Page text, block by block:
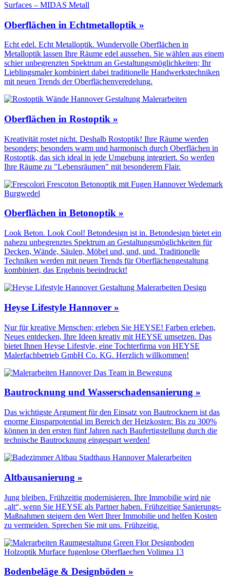
Oberflächen in Echtmetalloptik »
Echt edel. Echt Metalloptik. Wundervolle Oberflächen in
Metalloptik lassen Ihre Räume edel aussehen. Sie wählen aus einem
schier unbegrenzten Spektrum an Gestaltungs­möglichkeiten; Ihr
Lieblingsmaler kombiniert dabei traditionelle Handwerks­techniken
mit neuen Trends der Oberflächen­veredelung.
Oberflächen in Rostoptik »
Kreativität rostet nicht. Deshalb Rostoptik! Ihre Räume werden
besonders; besonders warm und harmonisch durch Oberflächen in
Rostoptik, das sich ideal in jede Umgebung integriert. So werden
Ihre Räume zu "Lebensräumen" mit besonderem Flair.
Oberflächen in Betonoptik »
Look Beton. Look Cool! Betondesign ist in. Betondesign bietet ein
nahezu unbegrenztes Spektrum an Gestaltungs­möglichkeiten für
Decken, Wände, Säulen, Möbel und, und, und. Traditionelle
Techniken werden mit neuen Trends für Oberflächen­gestaltung
kombiniert, das Ergebnis beeindruckt!
Heyse Lifestyle Hannover »
Nur für kreative Menschen; erleben Sie HEYSE! Farben erleben,
Neues entdecken, Ihre Ideen kreativ mit HEYSE umsetzen. Das
bietet Ihnen Heyse Lifestyle, eine Tochterfirma von HEYSE
Malerfachbetrieb GmbH Co. KG. Herzlich willkommen!
Bautrocknung und Wasserschadensanierung »
Das wichtigste Argument für den Einsatz von Bautrocknern ist das
enorme Einsparpotential im Bereich der Heizkosten: Bis zu 300%
können in den ersten fünf Jahren nach Baufertigstellung durch die
technische Bautrocknung eingespart werden!
Altbausanierung »
Jung bleiben. Frühzeitig modernisieren. Ihre Immobilie wird nie
„alt“, wenn Sie HEYSE als Partner haben. Frühzeitige Sanierungs-
Maßnahmen steigern den Wert Ihrer Immobilie und helfen Kosten
zu vermeiden. Sprechen Sie mit uns. Frühzeitig.
Bodenbeläge & Designböden »